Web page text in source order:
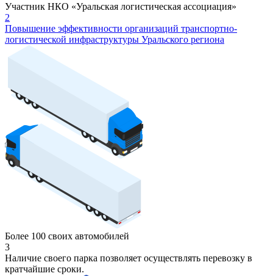
Участник НКО «Уральская логистическая ассоциация»
2
Повышение эффективности организаций транспортно-
логистической инфраструктуры Уральского региона
Более 100 своих автомобилей
3
Наличие своего парка позволяет осуществлять перевозку в
кратчайшие сроки.